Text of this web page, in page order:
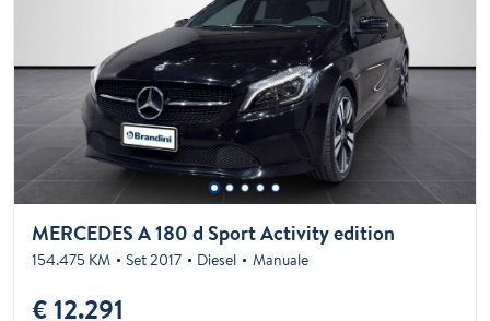
MERCEDES A 180 d Sport Activity edition
154.475 KM Set 2017 Diesel Manuale
€ 12.291